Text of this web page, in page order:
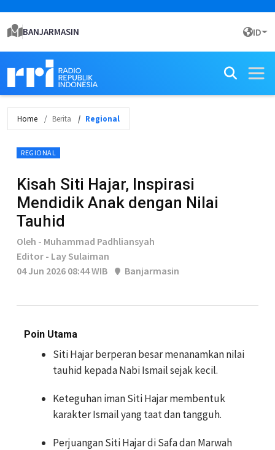
BANJARMASIN ID
Home Berita Regional
REGIONAL
Kisah Siti Hajar, Inspirasi
Mendidik Anak dengan Nilai
Tauhid
Oleh - Muhammad Padhliansyah
Editor - Lay Sulaiman
04 Jun 2026 08:44 WIB
Banjarmasin
Poin Utama
Siti Hajar berperan besar menanamkan nilai
tauhid kepada Nabi Ismail sejak kecil.
Keteguhan iman Siti Hajar membentuk
karakter Ismail yang taat dan tangguh.
Perjuangan Siti Hajar di Safa dan Marwah